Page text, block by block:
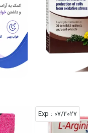
07/2027
: Exp